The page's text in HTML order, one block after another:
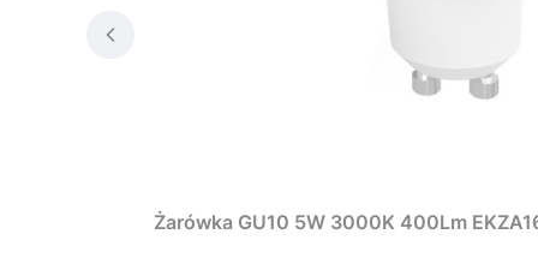
Żarówka GU10 5W 3000K 400Lm